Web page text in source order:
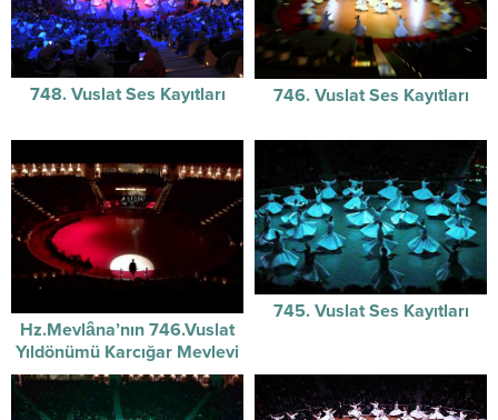
748. Vuslat Ses Kayıtları 746. Vuslat Ses Kayıtları
Hz.Mevlâna’nın 746.Vuslat
Yıldönümü Karcığar Mevlevi
Ayini Şerifi -16 Aralık 2019
745. Vuslat Ses Kayıtları